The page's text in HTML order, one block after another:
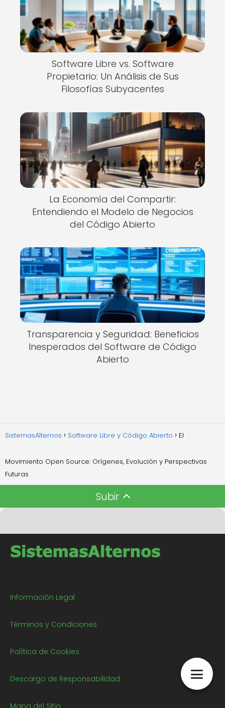
Software Libre vs. Software
Propietario: Un Análisis de Sus
Filosofías Subyacentes
La Economía del Compartir:
Entendiendo el Modelo de Negocios
del Código Abierto
Transparencia y Seguridad: Beneficios
Inesperados del Software de Código
Abierto
SistemasAlternos Software Libre y Código Abierto El
Movimiento Open Source: Orígenes, Evolución y Perspectivas
Futuras
Subir
Información Legal
Términos y Condiciones
Política de Cookies
Descargo de Responsabilidad
Mapa del Sitio